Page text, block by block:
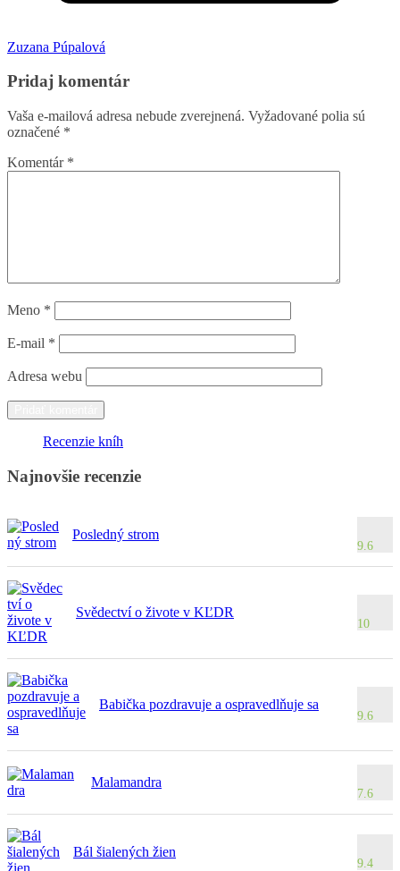
Zuzana Púpalová
Pridaj komentár
Vaša e-mailová adresa nebude zverejnená. Vyžadované polia sú
označené *
Komentár *
Meno *
E-mail *
Adresa webu
Recenzie kníh
Najnovšie recenzie
Posledný strom
9.6
Svědectví o živote v KĽDR
10
Babička pozdravuje a ospravedlňuje sa
9.6
Malamandra
7.6
Bál šialených žien
9.4